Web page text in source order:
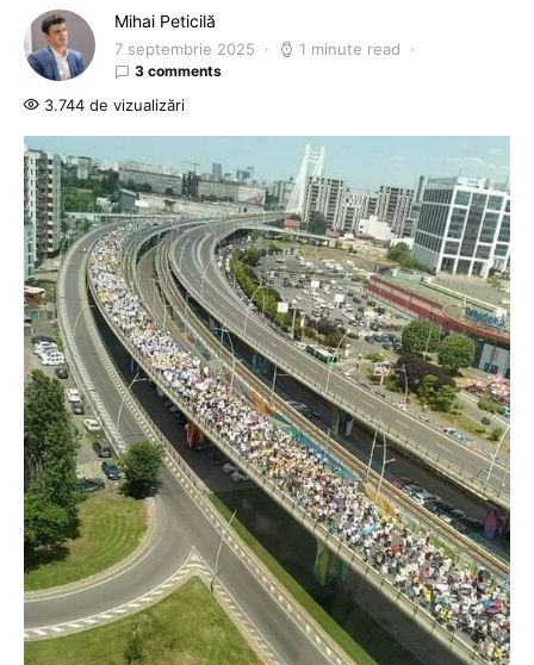
Mihai Peticilă
7 septembrie 2025 1 minute read
3 comments
3.744 de vizualizări